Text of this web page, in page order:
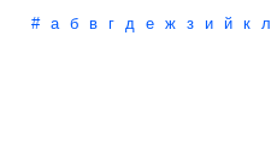
# а б в г д е ж з и й к л